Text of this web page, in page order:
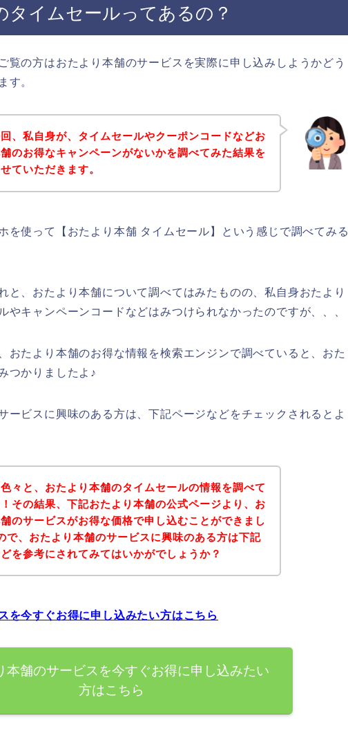
タイムセールってあるの？
覧の方はおたより本舗のサービスを実際に申し込みしようかどう
す。
、私自身が、タイムセールやクーポンコードなどお
のお得なキャンペーンがないかを調べてみた結果を
ていただきます。
を使って【おたより本舗 タイムセール】という感じで調べてみる
と、おたより本舗について調べてはみたものの、私自身おたより
やキャンペーンコードなどはみつけられなかったのですが、、、
おたより本舗のお得な情報を検索エンジンで調べていると、おた
つかりましたよ♪
ービスに興味のある方は、下記ページなどをチェックされるとよ
々と、おたより本舗のタイムセールの情報を調べて
その結果、下記おたより本舗の公式ページより、お
のサービスがお得な価格で申し込むことができまし
で、おたより本舗のサービスに興味のある方は下記
を参考にされてみてはいかがでしょうか？
を今すぐお得に申し込みたい方はこちら
本舗のサービスを今すぐお得に申し込みたい
方はこちら